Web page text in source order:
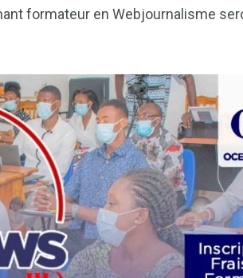
formateur en Webjournalisme
Yomadic
7
Zimbabwe